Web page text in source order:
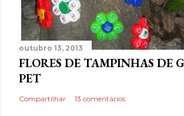
outubro 13, 2013
FLORES DE TAMPINHAS DE
PET
Compartilhar 13 comentários